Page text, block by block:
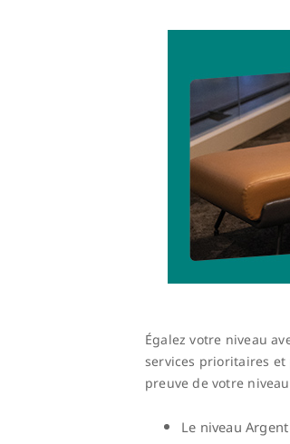
Égalez votre niveau
services prioritaires et
preuve de votre
Le niveau